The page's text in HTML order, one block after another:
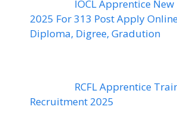
IOCL Apprentice
2025 For 313 Post Apply
Diploma, Digree, Gradution
RCFL Apprentice
Recruitment 2025